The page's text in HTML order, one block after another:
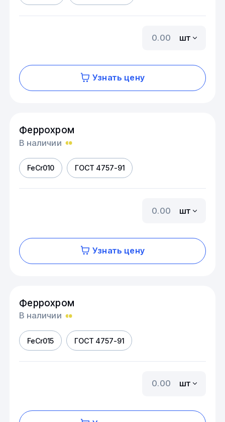
шт
Узнать цену
Феррохром
В наличии
FeCr010 ГОСТ 4757-91
шт
Узнать цену
Феррохром
В наличии
FeCr015 ГОСТ 4757-91
шт